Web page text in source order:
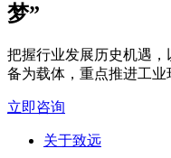
梦”
把握行业发展历史机遇
备为载体，重点推进工业
立即咨询
关于致远